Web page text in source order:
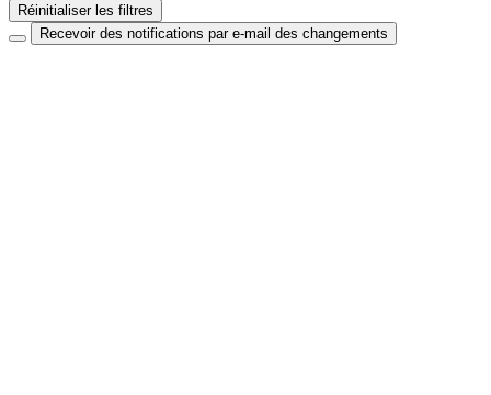
Réinitialiser les filtres
Recevoir des notifications par e-mail des changements